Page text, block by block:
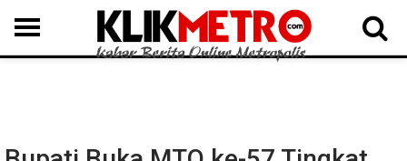
MEDAN LANGKAT DAIRI SAMOSIR TAPUT BATUBARA DELISERDANG